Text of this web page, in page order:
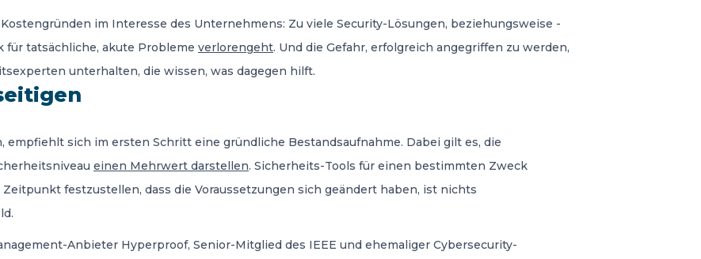
im Interesse des Unternehmens: Zu viele Security-Lösungen, beziehungsweise -
für tatsächliche, akute Probleme verlorengeht. Und die Gefahr, erfolgreich angegriffen zu werden,
unterhalten, die wissen, was dagegen hilft.
empfiehlt sich im ersten Schritt eine gründliche Bestandsaufnahme. Dabei gilt es, die
einen Mehrwert darstellen. Sicherheits-Tools für einen bestimmten Zweck
festzustellen, dass die Voraussetzungen sich geändert haben, ist nichts
Anbieter Hyperproof, Senior-Mitglied des IEEE und ehemaliger Cybersecurity-